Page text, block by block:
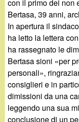
n
o
.
i
t
con il primo dei non
Bertasa, 39 anni,
In apertura il
ha letto la lettera
ha rassegnato le
Bertasa sioni «per
personali»,
consiglieri e in
dimissioni da una
leggendo una sua
conclusione di un